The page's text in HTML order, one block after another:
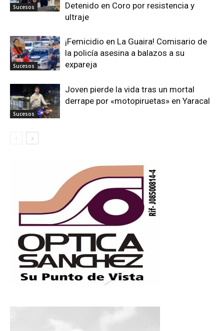
Sucesos
Detenido en Coro por resistencia y
ultraje
Sucesos
¡Femicidio en La Guaira! Comisario de
la policía asesina a balazos a su
expareja
Sucesos
Joven pierde la vida tras un mortal
derrape por «motopiruetas» en Yaracal